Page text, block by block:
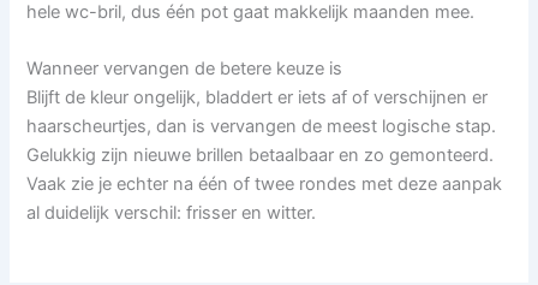
hele wc-bril, dus één pot gaat makkelijk maanden mee.
Wanneer vervangen de betere keuze is
Blijft de kleur ongelijk, bladdert er iets af of verschijnen er
haarscheurtjes, dan is vervangen de meest logische stap.
Gelukkig zijn nieuwe brillen betaalbaar en zo gemonteerd.
Vaak zie je echter na één of twee rondes met deze aanpak
al duidelijk verschil: frisser en witter.